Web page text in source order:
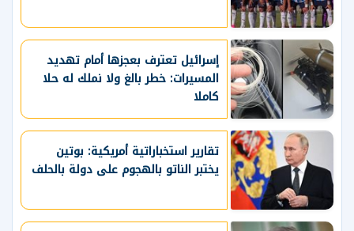
إسرائيل تعترف بعجزها أمام تهديد
المسيرات: خطر بالغ ولا نملك له حلا
كاملا
تقارير استخباراتية أمريكية: بوتين
يختبر الناتو بالهجوم على دولة بالحلف